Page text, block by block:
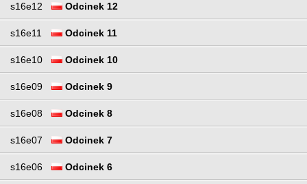
s16e12 Odcinek 12
s16e11 Odcinek 11
s16e10 Odcinek 10
s16e09 Odcinek 9
s16e08 Odcinek 8
s16e07 Odcinek 7
s16e06 Odcinek 6